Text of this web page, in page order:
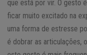
que está por vir. O gesto
ficar muito excitado na
uma forma de estresse
é dobrar as articulações,